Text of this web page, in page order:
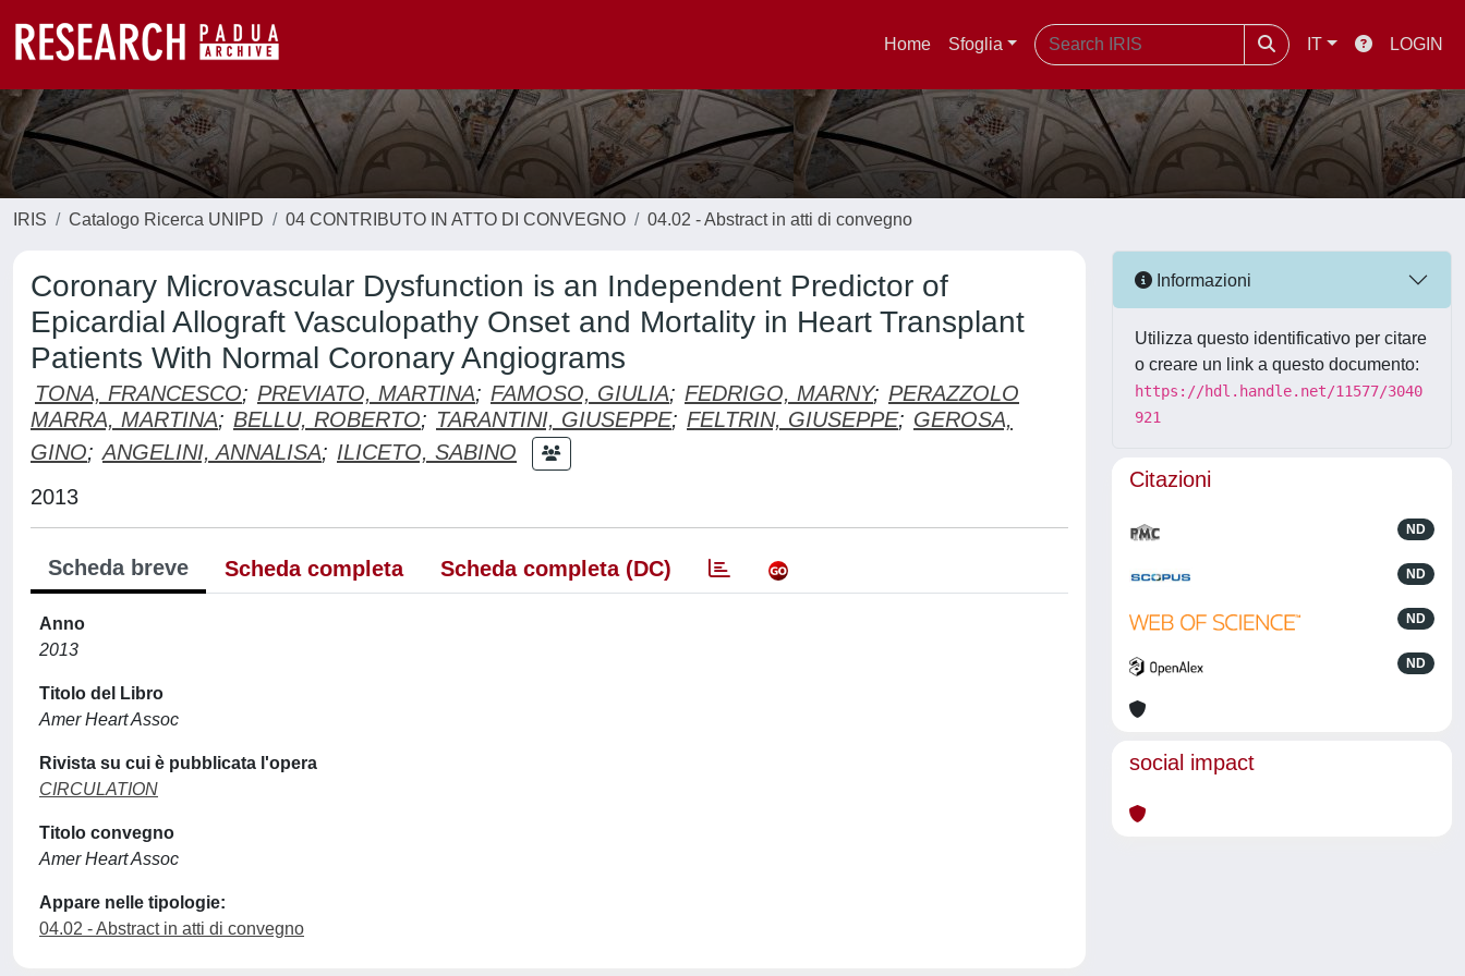
Home Sfoglia IT LOGIN
IRIS Catalogo Ricerca UNIPD 04 CONTRIBUTO IN ATTO DI CONVEGNO 04.02 - Abstract in atti di convegno
Coronary Microvascular Dysfunction is an Independent Predictor of
Epicardial Allograft Vasculopathy Onset and Mortality in Heart Transplant
Patients With Normal Coronary Angiograms
TONA, FRANCESCO; PREVIATO, MARTINA; FAMOSO, GIULIA; FEDRIGO, MARNY; PERAZZOLO
MARRA, MARTINA; BELLU, ROBERTO; TARANTINI, GIUSEPPE; FELTRIN, GIUSEPPE; GEROSA,
GINO; ANGELINI, ANNALISA; ILICETO, SABINO
2013
Scheda breve Scheda completa Scheda completa (DC)
Anno
2013
Titolo del Libro
Amer Heart Assoc
Rivista su cui è pubblicata l'opera
CIRCULATION
Titolo convegno
Amer Heart Assoc
Appare nelle tipologie:
04.02 - Abstract in atti di convegno
Informazioni
Utilizza questo identificativo per citare
o creare un link a questo documento:
https://hdl.handle.net/11577/3040
921
Citazioni
ND
ND
ND
ND
social impact